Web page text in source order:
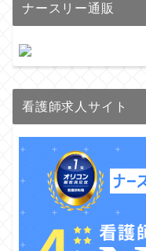
ナースリー通販
看護師求人サイト